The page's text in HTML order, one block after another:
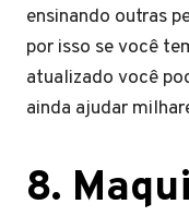
ensinando outras
por isso se você
atualizado você
ainda ajudar
8.